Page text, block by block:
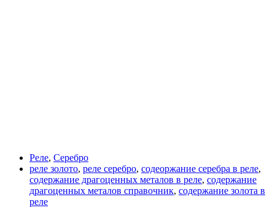
Реле, Серебро
реле золото, реле серебро, содеоржание серебра в реле,
содержание драгоценных металов в реле, содержание
драгоценных металов справочник, содержание золота в
реле